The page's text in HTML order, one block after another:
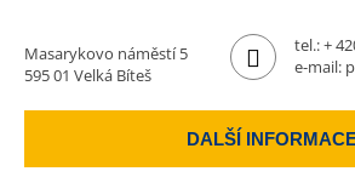
Masarykovo náměstí 5
595 01 Velká Bíteš
tel.:+
e-mail:
DALŠÍ